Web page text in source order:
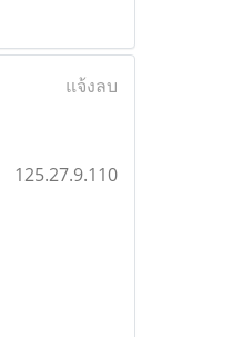
แจ้งลบ
125.27.9.110